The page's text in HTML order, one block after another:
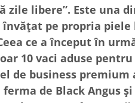
zile libere”. Este una
pe propria piele
ce a început în
10 vaci aduse
de business
de Black Angus